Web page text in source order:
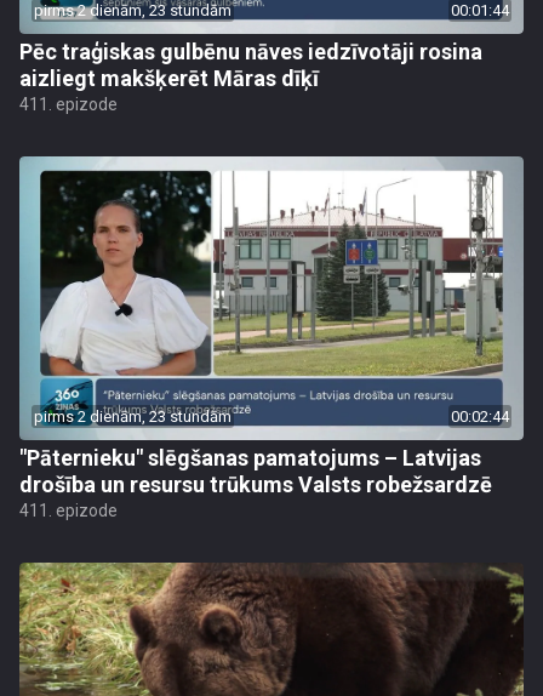
pirms 2 dienām, 23 stundām 00:01:44
Pēc traģiskas gulbēnu nāves iedzīvotāji rosina
aizliegt makšķerēt Māras dīķī
411. epizode
pirms 2 dienām, 23 stundām 00:02:44
"Pāternieku" slēgšanas pamatojums – Latvijas
drošība un resursu trūkums Valsts robežsardzē
411. epizode